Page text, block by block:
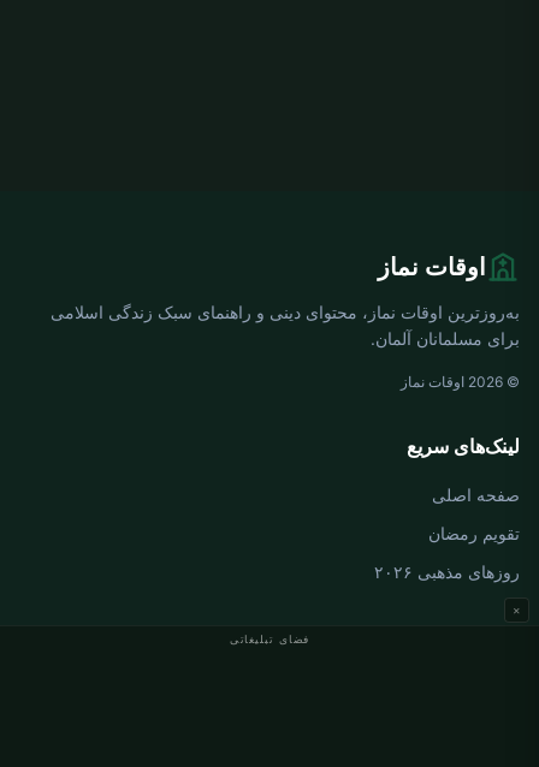
فضای تبلیغاتی
×
اوقات نماز
به‌روزترین اوقات نماز، محتوای دینی و راهنمای سبک زندگی اسلامی
برای مسلمانان آلمان.
© 2026 اوقات نماز
لینک‌های سریع
صفحه اصلی
تقویم رمضان
روزهای مذهبی ۲۰۲۶